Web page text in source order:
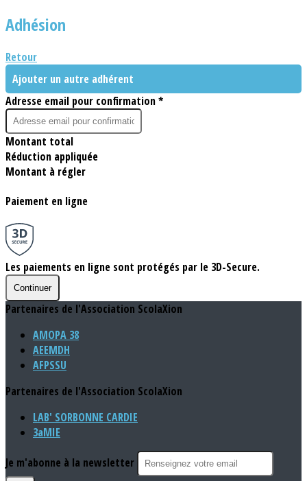
Adhésion
Retour
Ajouter un autre adhérent
Adresse email pour confirmation *
Montant total
Réduction appliquée
Montant à régler
Paiement en ligne
Les paiements en ligne sont protégés par le 3D-Secure.
Continuer
Partenaires de l'Association ScolaXion
AMOPA 38
AEEMDH
AFPSSU
Partenaires de l'Association ScolaXion
LAB' SORBONNE CARDIE
3aMIE
Je m'abonne à la newsletter